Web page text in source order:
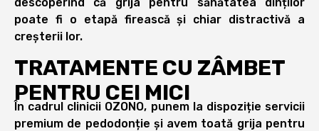
poate fi o etapă firească și chiar distractivă a
creșterii lor.
TRATAMENTE CU ZÂMBET
PENTRU CEI MICI
În cadrul clinicii OZONO, punem la dispoziție servicii
premium de pedodonție și avem toată grija pentru